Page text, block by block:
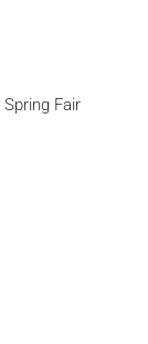
Fair